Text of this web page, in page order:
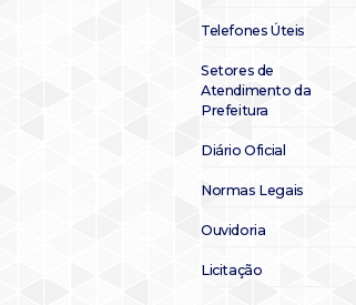
Telefones Úteis
Setores de
Atendimento da
Prefeitura
Diário Oficial
Normas Legais
Ouvidoria
Licitação